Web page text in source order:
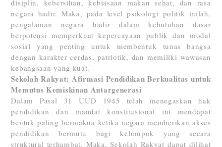
disiplin, kebersihan, kebiasaan makan sehat, dan rasa
negara hadir. Maka, pada level psikologi politik inilah,
pengalaman negara hadir dalam kebutuhan dasar
berpotensi memperkuat kepercayaan publik dan modal
sosial yang penting untuk membentuk tunas bangsa
dengan karakter cerdas, patriotik, dan memiliki wawasan
kebangsaan yang kuat.
Sekolah Rakyat: Afirmasi Pendidikan Berkualitas untuk
Memutus Kemiskinan Antargenerasi
Dalam Pasal 31 UUD 1945 telah menegaskan hak
pendidikan dan mandat konstitusional ini mendapat
bentuk paling bermakna ketika negara memberikan akses
pendidikan bermutu bagi kelompok yang secara
struktural terhambat. Maka, Sekolah Rakyat dapat dilihat